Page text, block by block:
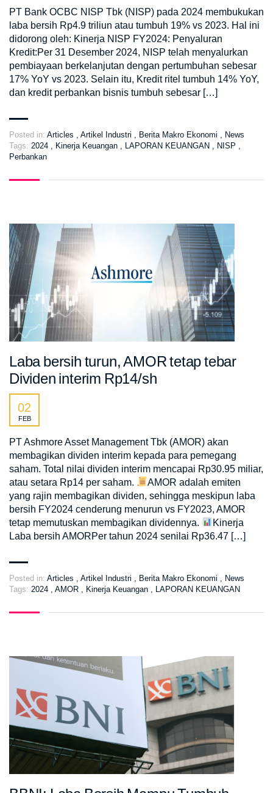
PT Bank OCBC NISP Tbk (NISP) pada 2024 membukukan
laba bersih Rp4.9 triliun atau tumbuh 19% vs 2023. Hal ini
didorong oleh: Kinerja NISP FY2024: Penyaluran
Kredit:Per 31 Desember 2024, NISP telah menyalurkan
pembiayaan berkelanjutan dengan pertumbuhan sebesar
17% YoY vs 2023. Selain itu, Kredit ritel tumbuh 14% YoY,
dan kredit perbankan bisnis tumbuh sebesar […]
Posted in: Articles Artikel Industri Berita Makro Ekonomi
News
Tags: 2024 Kinerja Keuangan LAPORAN KEUANGAN NISP
Perbankan
Laba bersih turun, AMOR tetap tebar
Dividen interim Rp14/sh
02
FEB
PT Ashmore Asset Management Tbk (AMOR) akan
membagikan dividen interim kepada para pemegang
saham. Total nilai dividen interim mencapai Rp30.95 miliar,
atau setara Rp14 per saham.
AMOR adalah emiten
yang rajin membagikan dividen, sehingga meskipun laba
bersih FY2024 cenderung menurun vs FY2023, AMOR
tetap memutuskan membagikan dividennya.
Kinerja
Laba bersih AMORPer tahun 2024 senilai Rp36.47 […]
Posted in: Articles Artikel Industri Berita Makro Ekonomi
News
Tags: 2024 AMOR Kinerja Keuangan LAPORAN KEUANGAN